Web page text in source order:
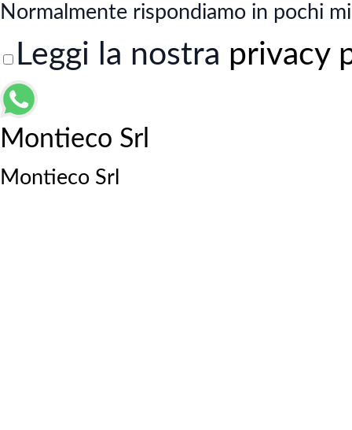
Normalmente rispondiamo in pochi
Leggi la nostra privacy
Montieco Srl
Montieco Srl